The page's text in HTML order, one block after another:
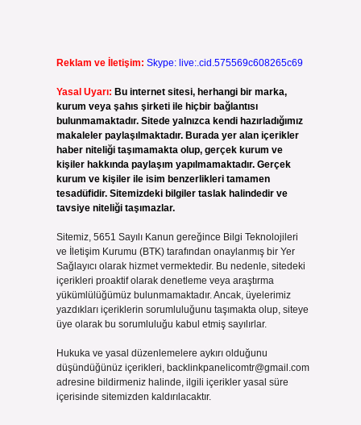
Reklam ve İletişim: Skype: live:.cid.575569c608265c69
Yasal Uyarı: Bu internet sitesi, herhangi bir marka,
kurum veya şahıs şirketi ile hiçbir bağlantısı
bulunmamaktadır. Sitede yalnızca kendi hazırladığımız
makaleler paylaşılmaktadır. Burada yer alan içerikler
haber niteliği taşımamakta olup, gerçek kurum ve
kişiler hakkında paylaşım yapılmamaktadır. Gerçek
kurum ve kişiler ile isim benzerlikleri tamamen
tesadüfidir. Sitemizdeki bilgiler taslak halindedir ve
tavsiye niteliği taşımazlar.
Sitemiz, 5651 Sayılı Kanun gereğince Bilgi Teknolojileri
ve İletişim Kurumu (BTK) tarafından onaylanmış bir Yer
Sağlayıcı olarak hizmet vermektedir. Bu nedenle, sitedeki
içerikleri proaktif olarak denetleme veya araştırma
yükümlülüğümüz bulunmamaktadır. Ancak, üyelerimiz
yazdıkları içeriklerin sorumluluğunu taşımakta olup, siteye
üye olarak bu sorumluluğu kabul etmiş sayılırlar.
Hukuka ve yasal düzenlemelere aykırı olduğunu
düşündüğünüz içerikleri, backlinkpanelicomtr@gmail.com
adresine bildirmeniz halinde, ilgili içerikler yasal süre
içerisinde sitemizden kaldırılacaktır.